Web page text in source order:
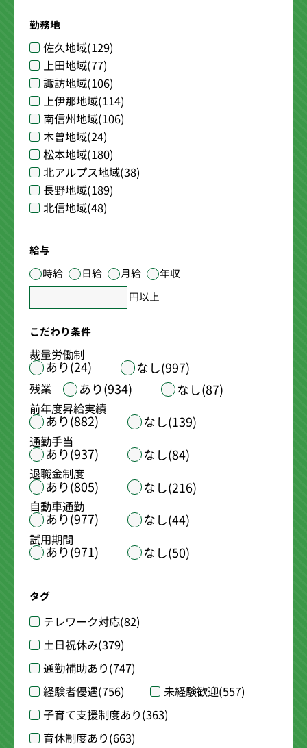
勤務地
佐久地域(129)
上田地域(77)
諏訪地域(106)
上伊那地域(114)
南信州地域(106)
木曽地域(24)
松本地域(180)
北アルプス地域(38)
長野地域(189)
北信地域(48)
給与
時給
日給 月給
年収
円以上
こだわり条件
裁量労働制
あり(24) なし(997)
残業 あり(934) なし(87)
前年度昇給実績
あり(882) なし(139)
通勤手当
あり(937) なし(84)
退職金制度
あり(805) なし(216)
自動車通勤
あり(977) なし(44)
試用期間
あり(971) なし(50)
タグ
テレワーク対応(82)
土日祝休み(379)
通勤補助あり(747)
経験者優遇(756) 未経験歓迎(557)
子育て支援制度あり(363)
育休制度あり(663)